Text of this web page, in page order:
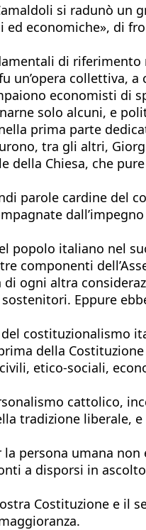
si radunò un
economiche», di
di
un’opera collettiva,
economisti di
solo alcuni, e
prima parte
tra gli altri,
Chiesa, che
parole cardine del
popolo italiano nel
componenti
ogni altra
Eppure
costituzionalismo
della
etico-sociali,
cattolico,
tradizione liberale,
persona umana
a disporsi in
Costituzione e il